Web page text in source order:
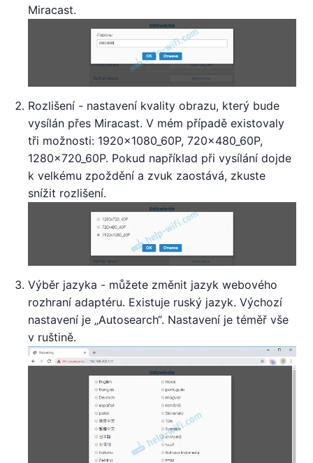
Miracast.
Rozlišení - nastavení kvality obrazu, který bude
vysílán přes Miracast. V mém případě existovaly
tři možnosti: 1920x1080_60P, 720x480_60P,
1280x720_60P. Pokud například při vysílání dojde
k velkému zpoždění a zvuk zaostává, zkuste
snížit rozlišení.
Výběr jazyka - můžete změnit jazyk webového
rozhraní adaptéru. Existuje ruský jazyk. Výchozí
nastavení je „Autosearch“. Nastavení je téměř vše
v ruštině.